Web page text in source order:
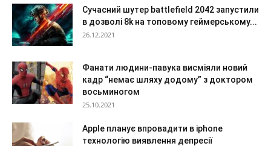
Сучасний шутер battlefield 2042 запустили
в дозволі 8k на топовому геймерському...
26.12.2021
Фанати людини-павука висміяли новий
кадр “немає шляху додому” з доктором
восьминогом
25.10.2021
Apple планує впровадити в iphone
технологію виявлення депресії